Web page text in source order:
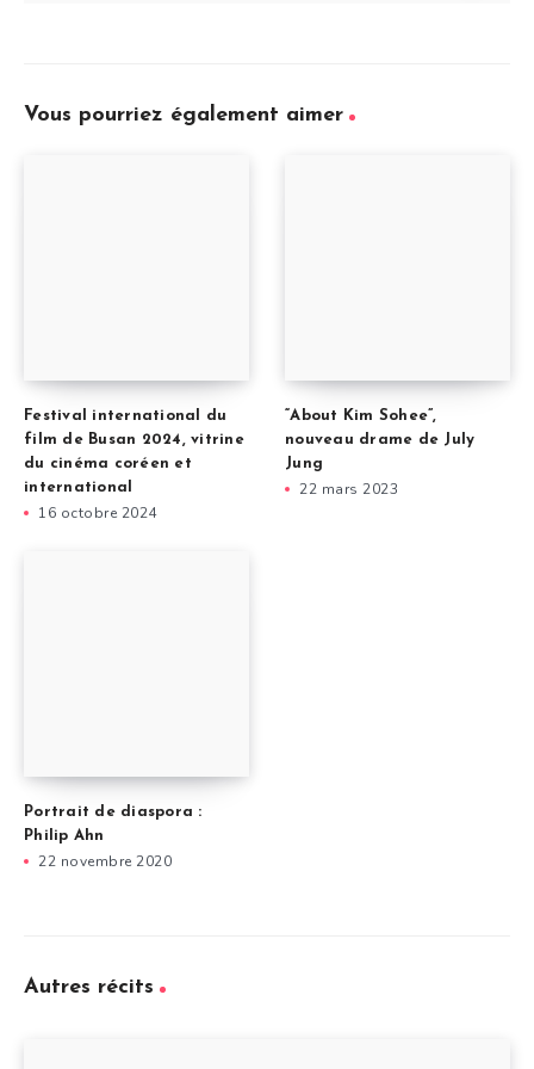
Vous pourriez également aimer
Festival international du
film de Busan 2024, vitrine
du cinéma coréen et
international
16 octobre 2024
“About Kim Sohee”,
nouveau drame de July
Jung
22 mars 2023
Portrait de diaspora :
Philip Ahn
22 novembre 2020
Autres récits